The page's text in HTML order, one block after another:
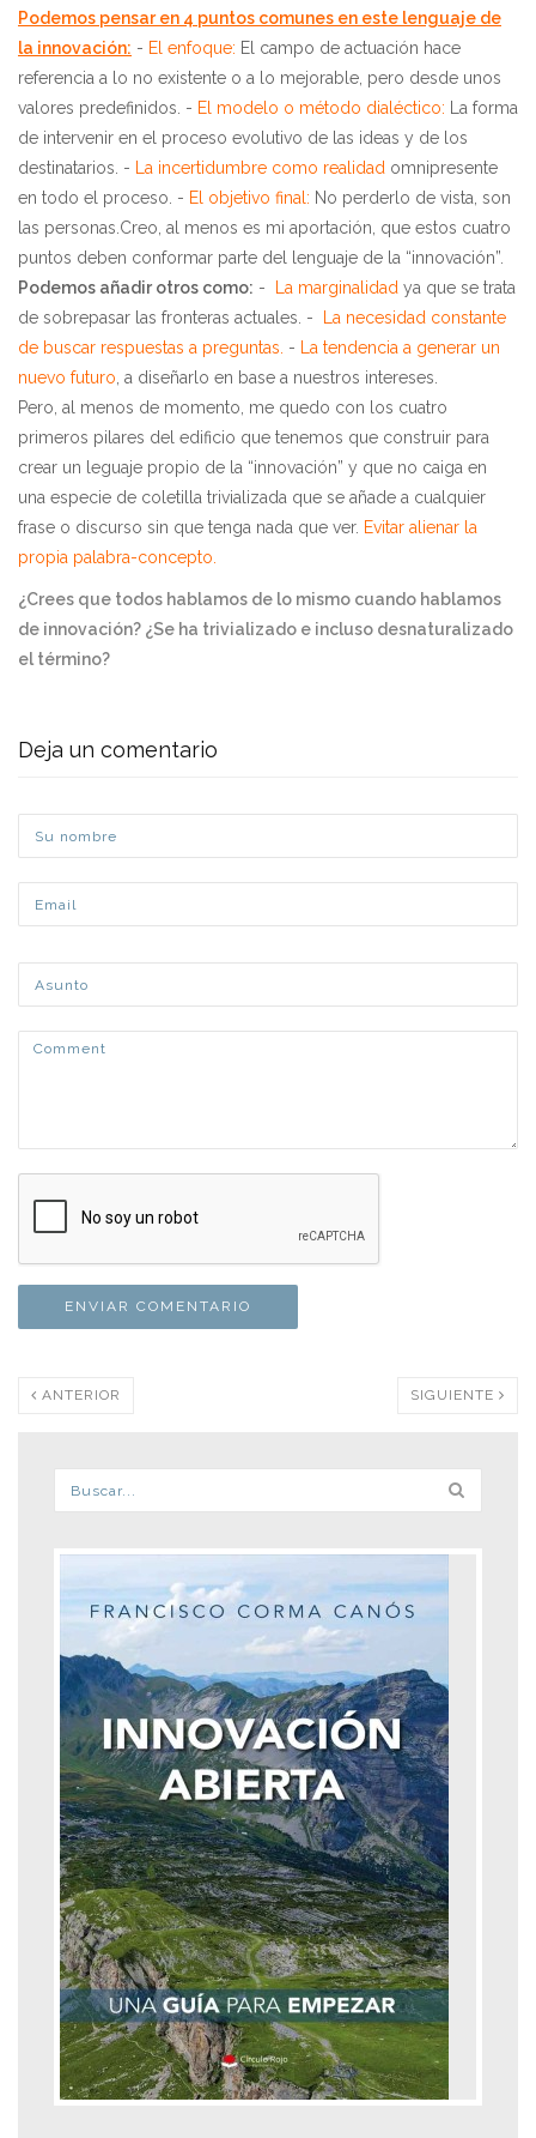
Podemos pensar en 4 puntos comunes en este lenguaje de
la innovación: - El enfoque: El campo de actuación hace
referencia a lo no existente o a lo mejorable, pero desde unos
valores predefinidos. - El modelo o método dialéctico: La forma
de intervenir en el proceso evolutivo de las ideas y de los
destinatarios. - La incertidumbre como realidad omnipresente
en todo el proceso. - El objetivo final: No perderlo de vista, son
las personas.Creo, al menos es mi aportación, que estos cuatro
puntos deben conformar parte del lenguaje de la “innovación”.
Podemos añadir otros como: - La marginalidad ya que se trata
de sobrepasar las fronteras actuales. -
La necesidad constante
de buscar respuestas a preguntas. - La tendencia a generar un
nuevo futuro, a diseñarlo en base a nuestros intereses.
Pero, al menos de momento, me quedo con los cuatro
primeros pilares del edificio que tenemos que construir para
crear un leguaje propio de la “innovación” y que no caiga en
una especie de coletilla trivializada que se añade a cualquier
frase o discurso sin que tenga nada que ver. Evitar alienar la
propia palabra-concepto.
¿Crees que todos hablamos de lo mismo cuando hablamos
de innovación? ¿Se ha trivializado e incluso desnaturalizado
el término?
Deja un comentario
ANTERIOR SIGUIENTE
Formulario de búsqueda